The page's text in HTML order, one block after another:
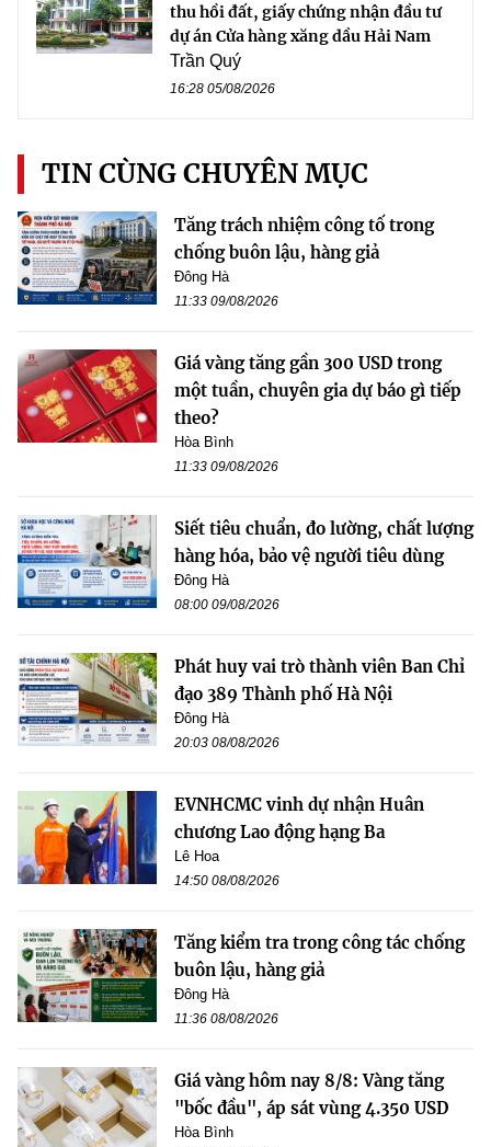
thu hồi đất, giấy chứng nhận đầu tư
dự án Cửa hàng xăng dầu Hải Nam
Trần Quý
16:28 05/08/2026
TIN CÙNG CHUYÊN MỤC
Tăng trách nhiệm công tố trong
chống buôn lậu, hàng giả
Đông Hà
11:33 09/08/2026
Giá vàng tăng gần 300 USD trong
một tuần, chuyên gia dự báo gì tiếp
theo?
Hòa Bình
11:33 09/08/2026
Siết tiêu chuẩn, đo lường, chất lượng
hàng hóa, bảo vệ người tiêu dùng
Đông Hà
08:00 09/08/2026
Phát huy vai trò thành viên Ban Chỉ
đạo 389 Thành phố Hà Nội
Đông Hà
20:03 08/08/2026
EVNHCMC vinh dự nhận Huân
chương Lao động hạng Ba
Lê Hoa
14:50 08/08/2026
Tăng kiểm tra trong công tác chống
buôn lậu, hàng giả
Đông Hà
11:36 08/08/2026
Giá vàng hôm nay 8/8: Vàng tăng
"bốc đầu", áp sát vùng 4.350 USD
Hòa Bình